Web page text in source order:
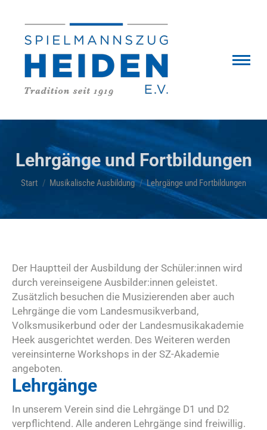
Lehrgänge und Fortbildungen
Sie befinden sich hier:
Start Musikalische Ausbildung Lehrgänge und Fortbildungen
Der Hauptteil der Ausbildung der Schüler:innen wird
durch vereinseigene Ausbilder:innen geleistet.
Zusätzlich besuchen die Musizierenden aber auch
Lehrgänge die vom Landesmusikverband,
Volksmusikerbund oder der Landesmusikakademie
Heek ausgerichtet werden. Des Weiteren werden
vereinsinterne Workshops in der SZ-Akademie
angeboten.
Lehrgänge
In unserem Verein sind die Lehrgänge D1 und D2
verpflichtend. Alle anderen Lehrgänge sind freiwillig.